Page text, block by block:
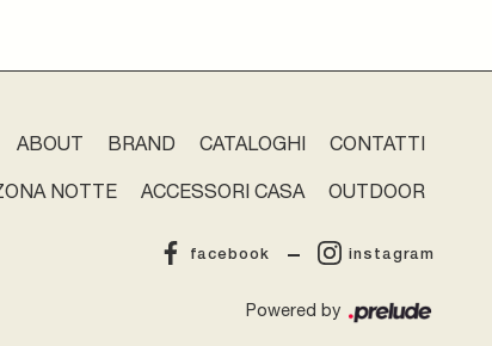
ABOUT BRAND CATALOGHI CONTATTI
NOTTE ACCESSORI CASA OUTDOOR
facebook instagram
Powered by